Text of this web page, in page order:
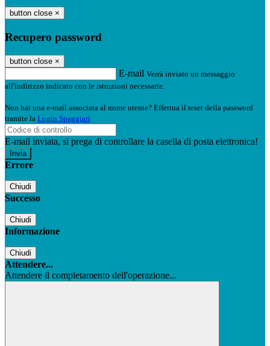
button close ×
Recupero password
button close ×
E-mail Verrà inviato un messaggio
all'indirizzo indicato con le istruzioni necessarie.
Non hai una e-mail associata al nome utente? Effettua il reset della password
tramite la Login Spaggiari
E-mail inviata, si prega di controllare la casella di posta elettronica!
Errore
Chiudi
Successo
Chiudi
Informazione
Chiudi
Attendere...
Attendere il completamento dell'operazione...